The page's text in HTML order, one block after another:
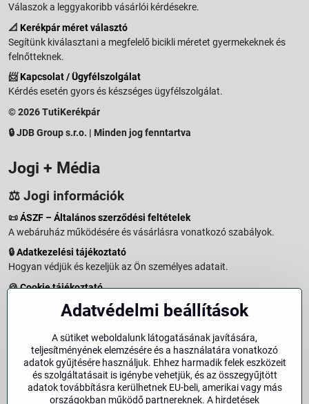
Válaszok a leggyakoribb vásárlói kérdésekre.
📐 Kerékpár méret választó
Segítünk kiválasztani a megfelelő bicikli méretet gyermekeknek és
felnőtteknek.
📨Kapcsolat / Ügyfélszolgálat
Kérdés esetén gyors és készséges ügyfélszolgálat.
© 2026 TutiKerékpár
🔒 JDB Group s.r.o. | Minden jog fenntartva
Jogi + Média
⚖️ Jogi információk
📜ÁSZF – Általános szerződési feltételek
A webáruház működésére és vásárlásra vonatkozó szabályok.
🔒Adatkezelési tájékoztató
Hogyan védjük és kezeljük az Ön személyes adatait.
🍪Cookie tájékoztató
A weboldalon használt sütikről és adatkezelésről.
Vásárlástól való elállás menete és feltételei.
Elállás a szerződéstől
Impresszum
Üzemeltetői adatok és jogi tudnivalók.
Adatvédelmi beállítások
A sütiket weboldalunk látogatásának javítására,
teljesítményének elemzésére és a használatára vonatkozó
adatok gyűjtésére használjuk. Ehhez harmadik felek eszközeit
és szolgáltatásait is igénybe vehetjük, és az összegyűjtött
adatok továbbításra kerülhetnek EU-beli, amerikai vagy más
országokban működő partnereknek. A hirdetések